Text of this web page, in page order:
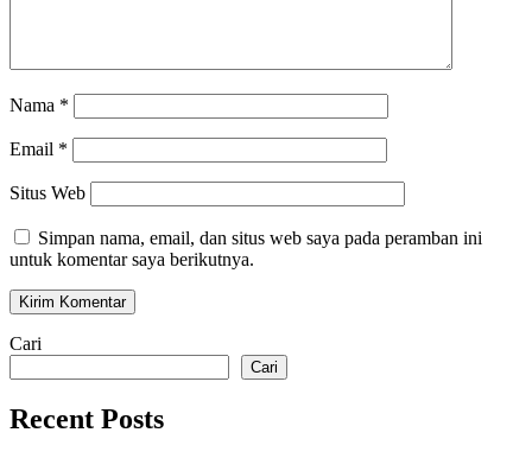
Nama *
Email *
Situs Web
Simpan nama, email, dan situs web saya pada peramban ini
untuk komentar saya berikutnya.
Cari
Cari
Recent Posts